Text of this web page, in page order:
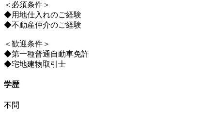
＜必須条件＞
◆用地仕入れのご経験
◆不動産仲介のご経験
＜歓迎条件＞
◆第一種普通自動車免許
◆宅地建物取引士
学歴
不問